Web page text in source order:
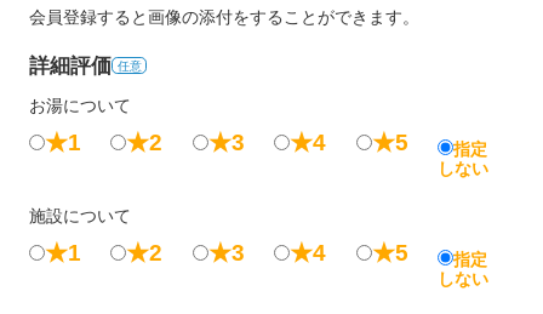
会員登録すると画像の添付をすることができます。
詳細評価 任意
お湯について
★1 ★2 ★3 ★4 ★5
指定
しない
施設について
★1 ★2 ★3 ★4 ★5
指定
しない